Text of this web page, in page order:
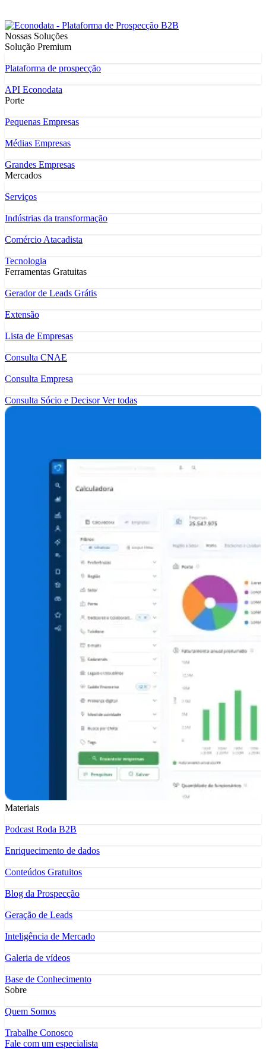
Nossas Soluções
Solução Premium
Plataforma de prospecção
API Econodata
Porte
Pequenas Empresas
Médias Empresas
Grandes Empresas
Mercados
Serviços
Indústrias da transformação
Comércio Atacadista
Tecnologia
Ferramentas Gratuitas
Gerador de Leads Grátis
Extensão
Lista de Empresas
Consulta CNAE
Consulta Empresa
Consulta Sócio e DecisorVer todas
Materiais
Podcast Roda B2B
Enriquecimento de dados
Conteúdos Gratuitos
Blog da Prospecção
Geração de Leads
Inteligência de Mercado
Galeria de vídeos
Base de Conhecimento
Sobre
Quem Somos
Trabalhe Conosco
Fale com um especialista